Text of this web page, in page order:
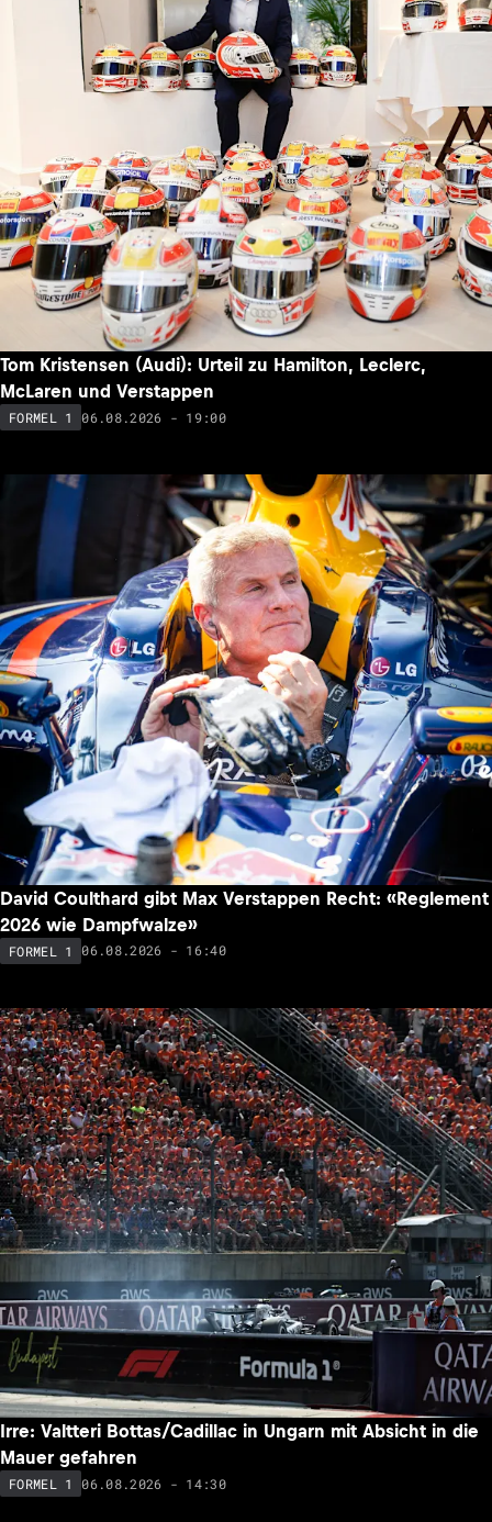
Tom Kristensen (Audi): Urteil zu Hamilton, Leclerc,
McLaren und Verstappen
FORMEL 1 06.08.2026 - 19:00
David Coulthard gibt Max Verstappen Recht: «Reglement
2026 wie Dampfwalze»
FORMEL 1 06.08.2026 - 16:40
Irre: Valtteri Bottas/Cadillac in Ungarn mit Absicht in die
Mauer gefahren
FORMEL 1 06.08.2026 - 14:30